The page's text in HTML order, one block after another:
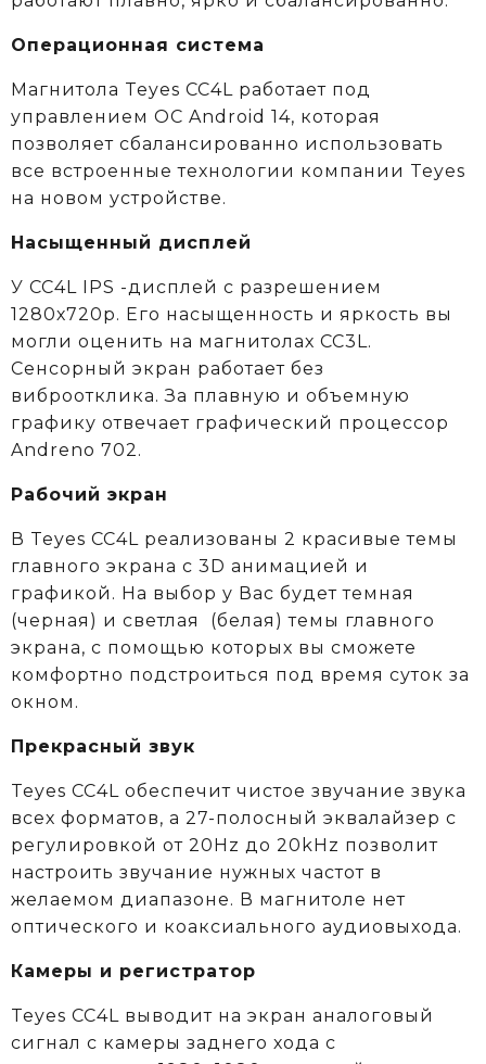
Операционная система
Магнитола Teyes CC4L работает под
управлением ОС Android 14, которая
позволяет сбалансированно использовать
все встроенные технологии компании Teyes
на новом устройстве.
Насыщенный дисплей
У CC4L IPS -дисплей с разрешением
1280х720р. Его насыщенность и яркость вы
могли оценить на магнитолах CC3L.
Сенсорный экран работает без
виброотклика. За плавную и объемную
графику отвечает графический процессор
Andreno 702.
Рабочий экран
В Teyes СС4L реализованы 2 красивые темы
главного экрана с 3D анимацией и
графикой. На выбор у Вас будет темная
(черная) и светлая (белая) темы главного
экрана, с помощью которых вы сможете
комфортно подстроиться под время суток за
окном.
Прекрасный звук
Teyes CC4L обеспечит чистое звучание звука
всех форматов, а 27-полосный эквалайзер с
регулировкой от 20Hz до 20kHz позволит
настроить звучание нужных частот в
желаемом диапазоне. В магнитоле нет
оптического и коаксиального аудиовыхода.
Камеры и регистратор
Teyes CC4L выводит на экран аналоговый
сигнал с камеры заднего хода с